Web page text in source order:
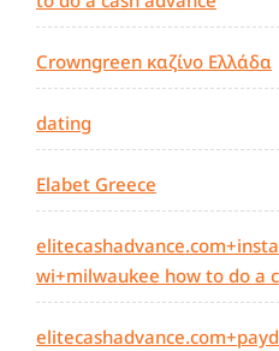
Crowngreen καζίνο Ελλάδα
dating
Elabet Greece
wi+milwaukee how to do a